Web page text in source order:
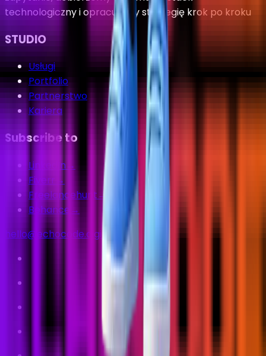
technologiczny i opracujemy strategię krok po kroku
STUDIO
Usługi
Portfolio
Partnerstwo
Kariera
Subscribe to
LinkedIn→
Fiverr →
Freelancehunt→
Behance →
hello@ echocode.digital